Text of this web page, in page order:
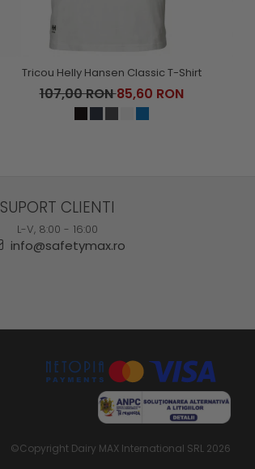
Tricou Helly Hansen Classic T-Shirt
107,00 RON85,60 RON
SUPORT CLIENTI
L-V, 8:00 - 16:00
info@safetymax.ro
©Copyright Dairy MAX International SRL 2026